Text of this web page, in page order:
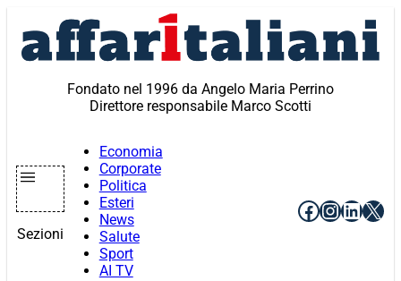
contenuto
Fondato nel 1996 da Angelo Maria Perrino
Direttore responsabile Marco Scotti
Sezioni
Economia
Corporate
Politica
Esteri
News
Salute
Sport
AI TV
Facebook
X